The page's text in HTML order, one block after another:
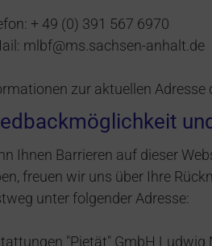
+ 49 (0) 391 567 6970
mlbf@ms.sachsen-anhalt.de
zur aktuellen Adresse
Ihnen Barrieren auf dieser
freuen wir uns über Ihre
unter folgender Adresse:
"Pietät" GmbH Ludwig